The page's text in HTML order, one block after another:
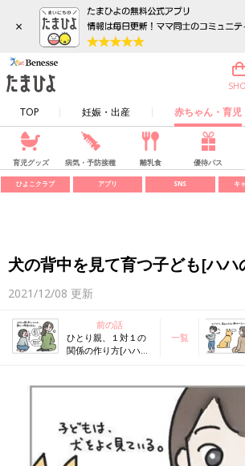
×
TOP 妊娠・出産 赤ちゃん・育児
育児グッズ 病気・予防接種 離乳食 優待パス
ひよこクラブ アプリ SNS キ
犬の背中を見て育つ子ども[ハ
2021/12/08 更新
前の話
ひとり親、１対１の
関係の作り方[ハハの
一覧